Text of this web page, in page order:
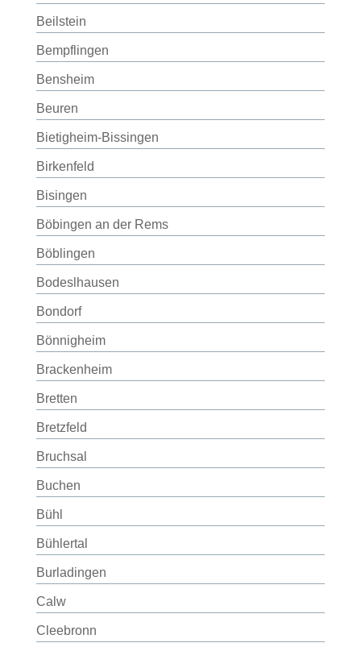
Beilstein
Bempflingen
Bensheim
Beuren
Bietigheim-Bissingen
Birkenfeld
Bisingen
Böbingen an der Rems
Böblingen
Bodeslhausen
Bondorf
Bönnigheim
Brackenheim
Bretten
Bretzfeld
Bruchsal
Buchen
Bühl
Bühlertal
Burladingen
Calw
Cleebronn